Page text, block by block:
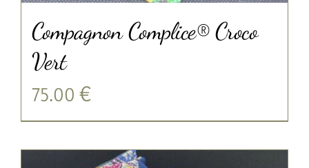
Compagnon Complice® Croco
Vert
75.00 €